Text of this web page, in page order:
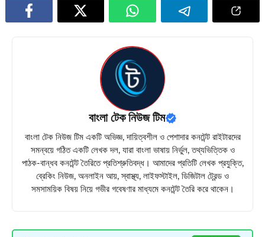
বাংলা টেক নিউজ টিম
বাংলা টেক নিউজ টিম একটি অভিজ্ঞ, দায়িত্বশীল ও পেশাদার কনটেন্ট রাইটারদের
সমন্বয়ে গঠিত একটি লেখক দল, যারা বাংলা ভাষায় নির্ভুল, তথ্যভিত্তিক ও
পাঠক-বান্ধব কনটেন্ট তৈরিতে প্রতিশ্রুতিবদ্ধ। আমাদের প্রতিটি লেখক প্রযুক্তি,
ব্রেকিং নিউজ, অনলাইন আয়, স্বাস্থ্য, লাইফস্টাইল, ডিজিটাল ট্রেন্ড ও
সমসাময়িক বিষয় নিয়ে গভীর গবেষণার মাধ্যমে কনটেন্ট তৈরি করে থাকেন।